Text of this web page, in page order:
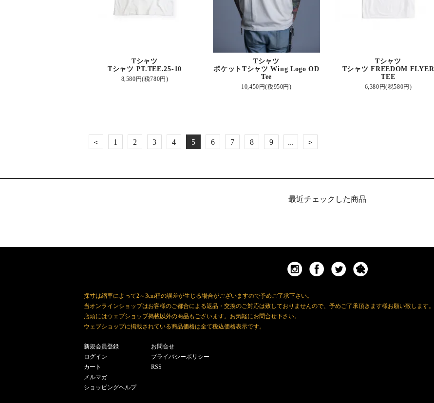
Tシャツ
Tシャツ PT.TEE.25-10
8,580円(税780円)
Tシャツ
ポケットTシャツ Wing Logo OD
Tee
10,450円(税950円)
Tシャツ
Tシャツ FREEDOM FLYER
TEE
6,380円(税580円)
＜ 1 2 3 4 5 6 7 8 9
...
＞
最近チェックした商品
採寸は縮率によって2～3cm程の誤差が生じる場合がございますので予めご了承下さい。
当オンラインショップはお客様のご都合による返品・交換のご対応は致しておりませんので、予めご了承頂きます様お願い致します。
店頭にはウェブショップ掲載以外の商品もございます。お気軽にお問合せ下さい。
ウェブショップに掲載されている商品価格は全て税込価格表示です。
新規会員登録
ログイン
カート
メルマガ
ショッピングヘルプ
お問合せ
プライバシーポリシー
RSS